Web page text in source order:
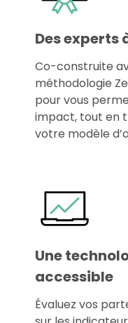
Des experts
Co-construite
méthodologie
pour vous
impact, tout en
votre modèle
Une
accessible
Évaluez vos